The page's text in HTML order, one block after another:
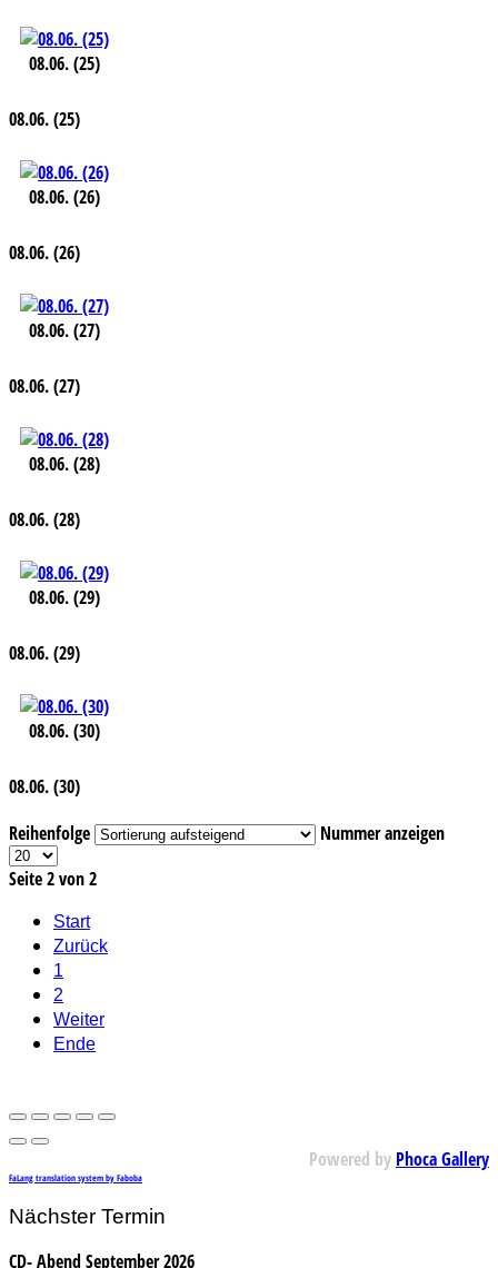
08.06. (25)
08.06. (25)
08.06. (26)
08.06. (26)
08.06. (27)
08.06. (27)
08.06. (28)
08.06. (28)
08.06. (29)
08.06. (29)
08.06. (30)
08.06. (30)
Reihenfolge
Nummer anzeigen
Seite 2 von 2
Start
Zurück
1
2
Weiter
Ende
Powered by Phoca Gallery
FaLang translation system by Faboba
Nächster Termin
CD- Abend September 2026